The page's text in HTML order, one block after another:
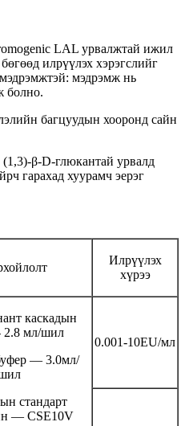
LAL урвалжтай ижил
илрүүлэх хэрэгслийг
мэдрэмж нь
болно.
багцуудын хооронд сайн
β-D-глюкантай урвалд
гарахад хуурамч эерэг
Илрүүлэх
хүрээ
каскадын
2.8 мл/шил
— 3.0мл/
стандарт
— CSE10V
0.001-10EU/мл